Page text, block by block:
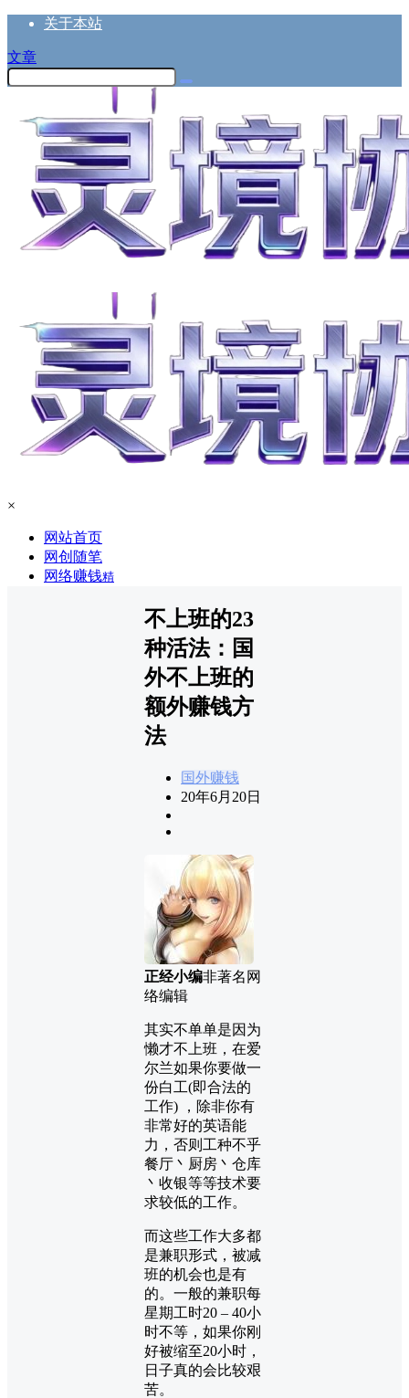
关于本站
文章
×
网站首页
网创随笔
网络赚钱精
不上班的23
种活法：国
外不上班的
额外赚钱方
法
国外赚钱
20年6月20日
正经小编非著名网
络编辑
其实不单单是因为
懒才不上班，在爱
尔兰如果你要做一
份白工(即合法的
工作) ，除非你有
非常好的英语能
力，否则工种不乎
餐厅丶厨房丶仓库
丶收银等等技术要
求较低的工作。
而这些工作大多都
是兼职形式，被减
班的机会也是有
的。一般的兼职每
星期工时20 – 40小
时不等，如果你刚
好被缩至20小时，
日子真的会比较艰
苦。